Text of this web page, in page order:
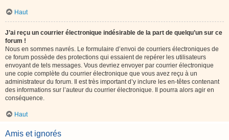
Haut
J’ai reçu un courrier électronique indésirable de la part de quelqu’un sur ce
forum !
Nous en sommes navrés. Le formulaire d’envoi de courriers électroniques de
ce forum possède des protections qui essaient de repérer les utilisateurs
envoyant de tels messages. Vous devriez envoyer par courrier électronique
une copie complète du courrier électronique que vous avez reçu à un
administrateur du forum. Il est très important d’y inclure les en-têtes contenant
des informations sur l’auteur du courrier électronique. Il pourra alors agir en
conséquence.
Haut
Amis et ignorés